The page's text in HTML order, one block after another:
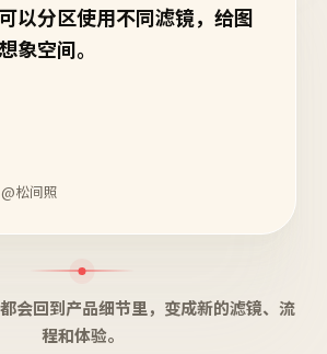
以分区使用不同滤镜，给图
象空间。
松间照
会回到产品细节里，变成新的滤镜、流
程和体验。